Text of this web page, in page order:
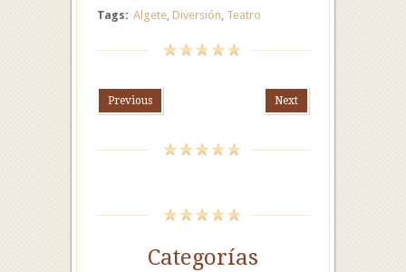
Tags: Algete, Diversión, Teatro
Previous Next
Categorías